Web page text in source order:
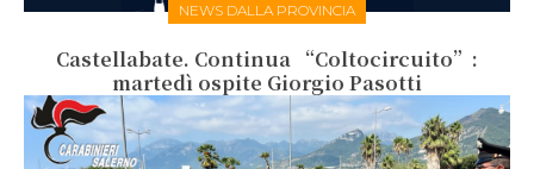
NEWS DALLA PROVINCIA
Castellabate. Continua “Coltocircuito”:
martedì ospite Giorgio Pasotti